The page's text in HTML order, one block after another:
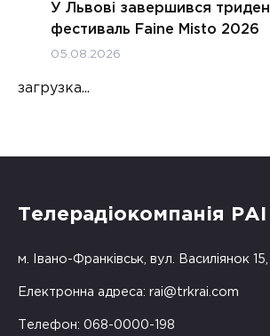
У Львові завершився
фестиваль Faine Misto 2026
05.08.2026
загрузка...
Телерадіокомпанія РАІ
м. Івано-Франківськ, вул. Василіянок
Електронна адреса: rai@trkrai.com
Телефон: 068-0000-198